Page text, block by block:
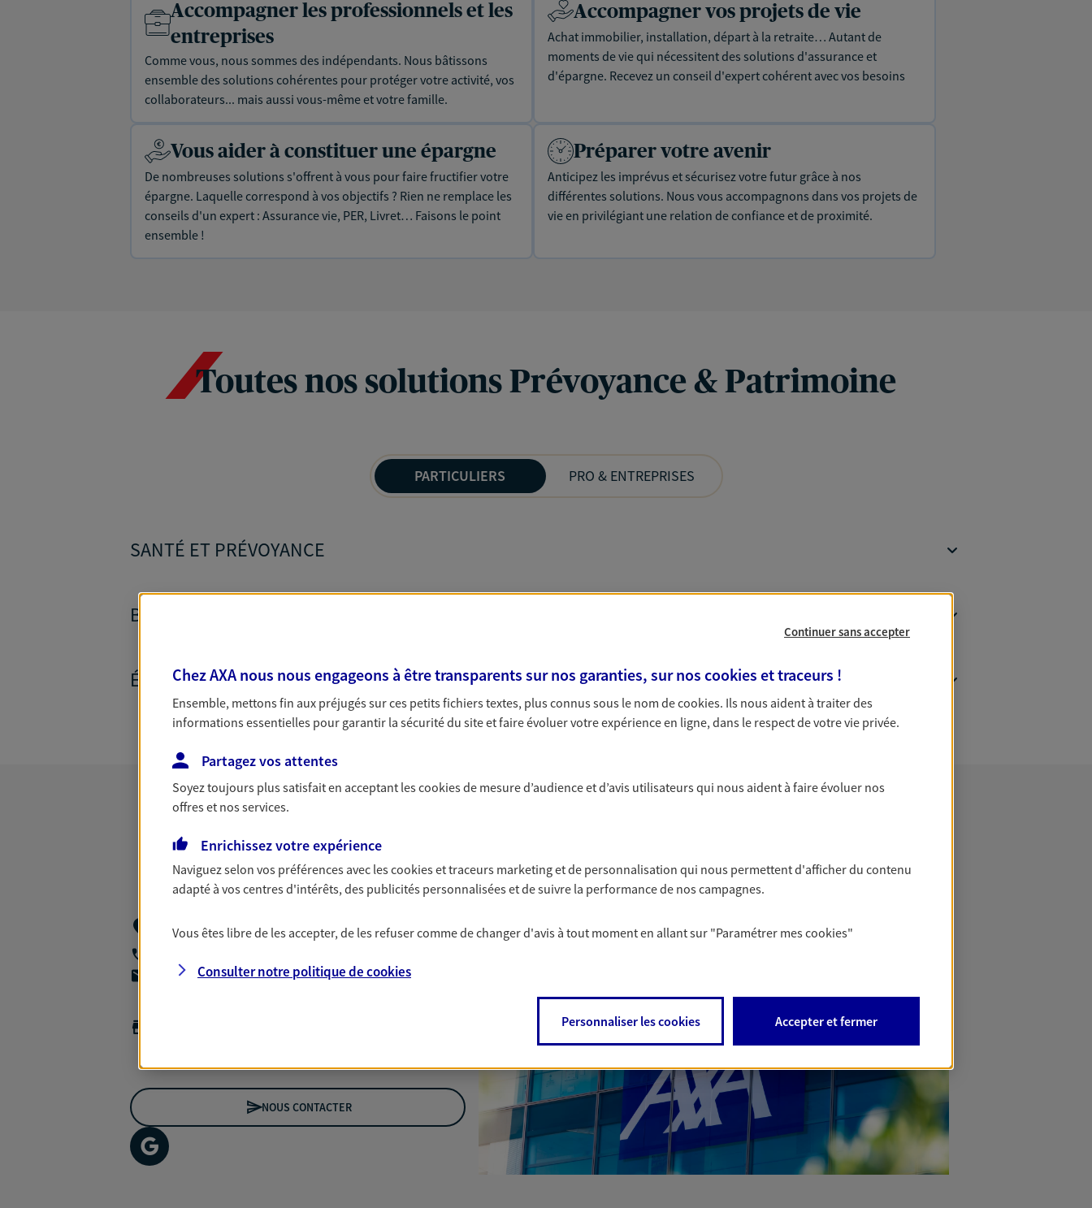
Accompagner les professionnels et les
entreprises
Comme vous, nous sommes des indépendants. Nous bâtissons
ensemble des solutions cohérentes pour protéger votre activité, vos
collaborateurs... mais aussi vous-même et votre famille.
Accompagner vos projets de vie
Achat immobilier, installation, départ à la retraite… Autant de
moments de vie qui nécessitent des solutions d'assurance et
d'épargne. Recevez un conseil d'expert cohérent avec vos besoins
Vous aider à constituer une épargne
De nombreuses solutions s'offrent à vous pour faire fructifier votre
épargne. Laquelle correspond à vos objectifs ? Rien ne remplace les
conseils d'un expert : Assurance vie, PER, Livret… Faisons le point
ensemble !
Préparer votre avenir
Anticipez les imprévus et sécurisez votre futur grâce à nos
différentes solutions. Nous vous accompagnons dans vos projets de
vie en privilégiant une relation de confiance et de proximité.
Toutes nos solutions Prévoyance & Patrimoine
PARTICULIERS PRO & ENTREPRISES
SANTÉ ET PRÉVOYANCE
BANQUE ET CRÉDITS
ÉPARGNE ET RETRAITE
Terrasses De L'arche,92727 Nanterre Cedex
agencea2p.thierry.hautemaniere@axa.fr
NOUS CONTACTER
Continuer sans accepter
Chez AXA nous nous engageons à être transparents sur nos garanties, sur nos cookies et traceurs !
Ensemble, mettons fin aux préjugés sur ces petits fichiers textes, plus connus sous le nom decookies. Ils nous aident à traiter des
informations essentielles pour garantir la sécurité du site et faire évoluer votre expérience en ligne, dans le respect de votre vie privée.
Partagez vos attentes
Soyez toujours plus satisfait en acceptant lescookiesde mesure d’audience et d’avis utilisateurs qui nous aident à faire évoluer nos
offres et nos services.
Enrichissez votre expérience
Naviguez selon vos préférences avec lescookies et traceurs marketing et de personnalisation qui nous permettent d'afficher du contenu
adapté à vos centres d'intérêts, des publicités personnalisées et de suivre la performance de nos campagnes.
Vous êtes libre de les accepter, de les refuser comme de changer d'avis à tout moment en allant sur "Paramétrer mescookies"
Consulter notre politique decookies
Personnaliser les cookies Accepter et fermer